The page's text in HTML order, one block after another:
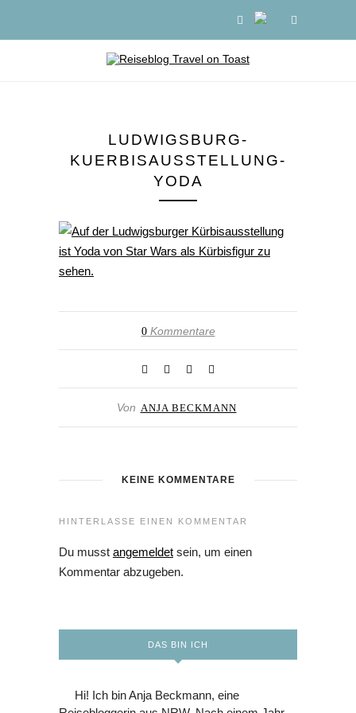
LUDWIGSBURG-
KUERBISAUSSTELLUNG-
YODA
0Kommentare
Von ANJA BECKMANN
KEINE KOMMENTARE
HINTERLASSE EINEN KOMMENTAR
Du musst angemeldet sein, um einen
Kommentar abzugeben.
DAS BIN ICH
Hi! Ich bin Anja Beckmann, eine